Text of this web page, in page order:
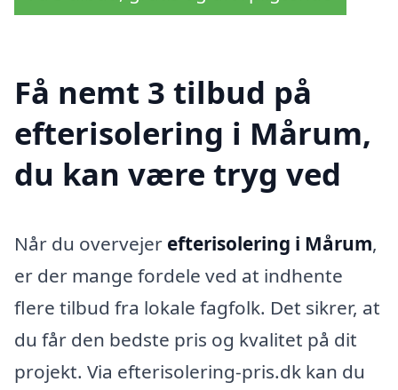
Få nemt 3 tilbud på
efterisolering i Mårum,
du kan være tryg ved
Når du overvejer efterisolering i Mårum,
er der mange fordele ved at indhente
flere tilbud fra lokale fagfolk. Det sikrer, at
du får den bedste pris og kvalitet på dit
projekt. Via efterisolering-pris.dk kan du